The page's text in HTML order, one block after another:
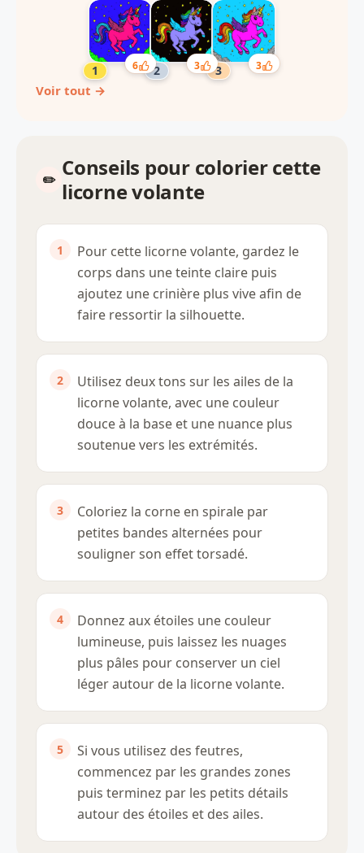
6 3 3
Voir tout →
Conseils pour colorier cette
licorne volante
Pour cette licorne volante, gardez le
corps dans une teinte claire puis
ajoutez une crinière plus vive afin de
faire ressortir la silhouette.
Utilisez deux tons sur les ailes de la
licorne volante, avec une couleur
douce à la base et une nuance plus
soutenue vers les extrémités.
Coloriez la corne en spirale par
petites bandes alternées pour
souligner son effet torsadé.
Donnez aux étoiles une couleur
lumineuse, puis laissez les nuages
plus pâles pour conserver un ciel
léger autour de la licorne volante.
Si vous utilisez des feutres,
commencez par les grandes zones
puis terminez par les petits détails
autour des étoiles et des ailes.